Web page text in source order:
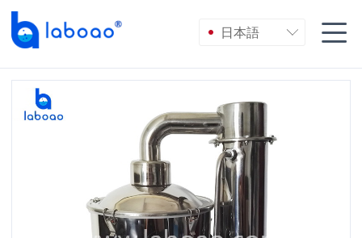
日本語  